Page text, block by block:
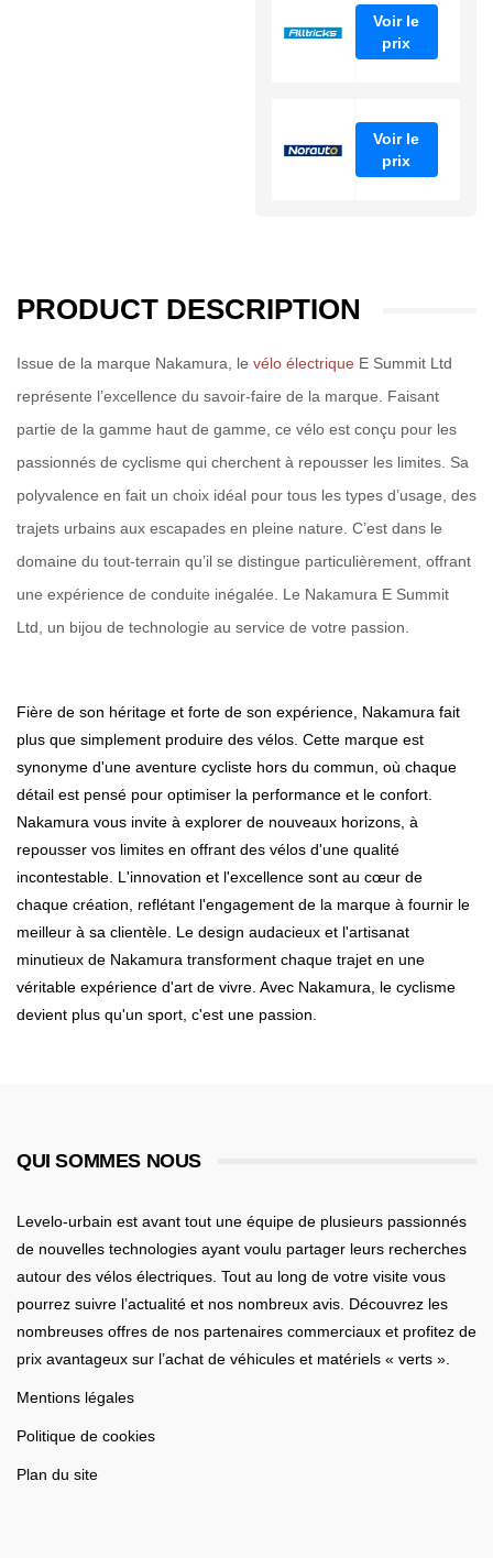
Voir le
prix
Voir le
prix
PRODUCT DESCRIPTION
Issue de la marque Nakamura, le vélo électrique E Summit Ltd
représente l’excellence du savoir-faire de la marque. Faisant
partie de la gamme haut de gamme, ce vélo est conçu pour les
passionnés de cyclisme qui cherchent à repousser les limites. Sa
polyvalence en fait un choix idéal pour tous les types d’usage, des
trajets urbains aux escapades en pleine nature. C’est dans le
domaine du tout-terrain qu’il se distingue particulièrement, offrant
une expérience de conduite inégalée. Le Nakamura E Summit
Ltd, un bijou de technologie au service de votre passion.
Fière de son héritage et forte de son expérience, Nakamura fait
plus que simplement produire des vélos. Cette marque est
synonyme d'une aventure cycliste hors du commun, où chaque
détail est pensé pour optimiser la performance et le confort.
Nakamura vous invite à explorer de nouveaux horizons, à
repousser vos limites en offrant des vélos d'une qualité
incontestable. L'innovation et l'excellence sont au cœur de
chaque création, reflétant l'engagement de la marque à fournir le
meilleur à sa clientèle. Le design audacieux et l'artisanat
minutieux de Nakamura transforment chaque trajet en une
véritable expérience d'art de vivre. Avec Nakamura, le cyclisme
devient plus qu'un sport, c'est une passion.
QUI SOMMES NOUS
Levelo-urbain est avant tout une équipe de plusieurs passionnés
de nouvelles technologies ayant voulu partager leurs recherches
autour des vélos électriques. Tout au long de votre visite vous
pourrez suivre l’actualité et nos nombreux avis. Découvrez les
nombreuses offres de nos partenaires commerciaux et profitez de
prix avantageux sur l’achat de véhicules et matériels « verts ».
Mentions légales
Politique de cookies
Plan du site